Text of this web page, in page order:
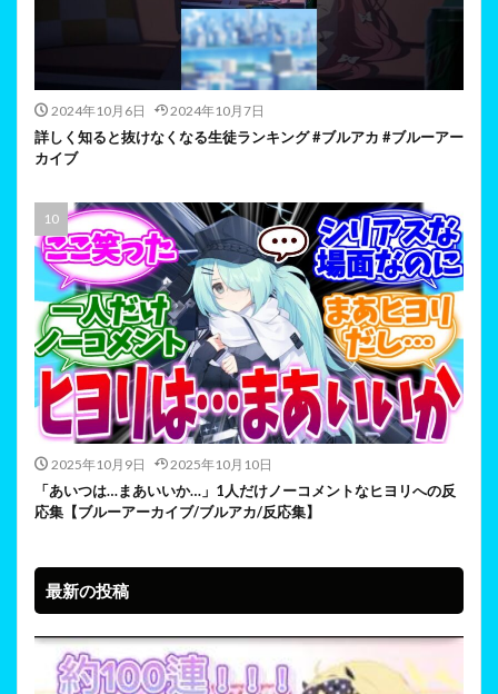
2024年10月6日 2024年10月7日
詳しく知ると抜けなくなる生徒ランキング #ブルアカ #ブルーアー
カイブ
2025年10月9日 2025年10月10日
「あいつは…まあいいか…」1人だけノーコメントなヒヨリへの反
応集【ブルーアーカイブ/ブルアカ/反応集】
最新の投稿